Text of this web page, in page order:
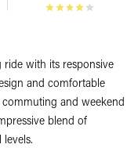
ride with its responsive
and comfortable
and weekend
blend of